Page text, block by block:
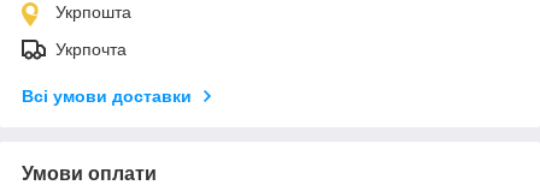
Укрпошта
Укрпочта
Всі умови доставки
Умови оплати